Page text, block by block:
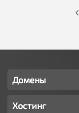
Домены
Хостинг